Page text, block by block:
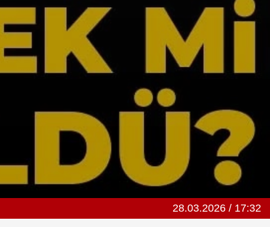
28.03.2026 / 17:32